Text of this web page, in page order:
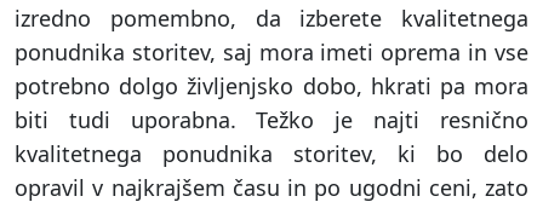
izredno pomembno, da izberete kvalitetnega
ponudnika storitev, saj mora imeti oprema in vse
potrebno dolgo življenjsko dobo, hkrati pa mora
biti tudi uporabna. Težko je najti resnično
kvalitetnega ponudnika storitev, ki bo delo
opravil v najkrajšem času in po ugodni ceni, zato